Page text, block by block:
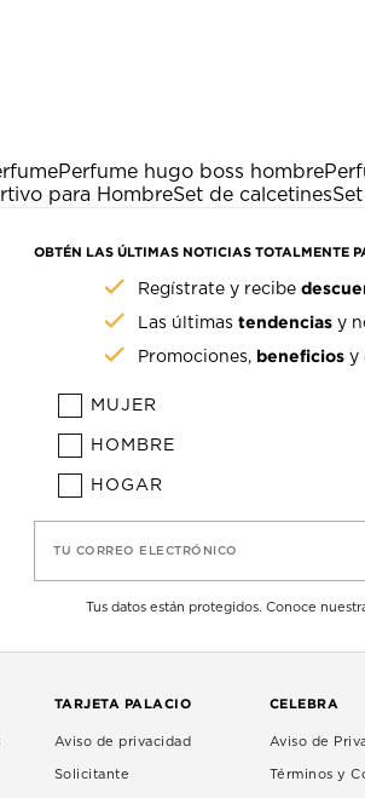
Perfume hugo boss hombre
para HombreSet de calcetines
OBTÉN LAS ÚLTIMAS NOTICIAS TOTALMENTE
Regístrate y recibe
Las últimastendencias y
Promociones, beneficios y
MUJER
HOMBRE
HOGAR
TU CORREO ELECTRÓNICO
Tus datos están protegidos. Conoce
TARJETA PALACIO
Aviso de privacidad
Solicitante
CELEBRA
Aviso de
Términos y